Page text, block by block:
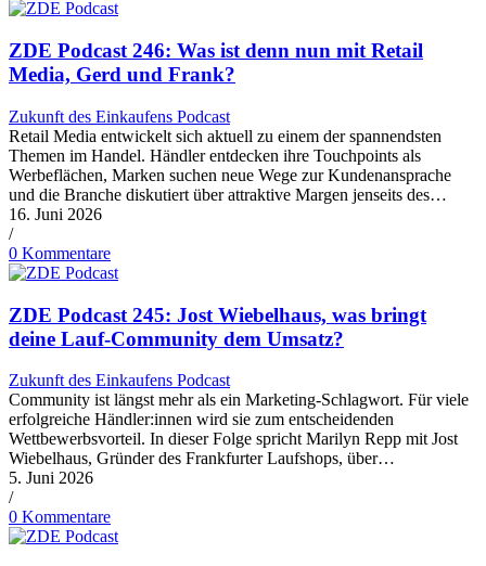
ZDE Podcast 246: Was ist denn nun mit Retail
Media, Gerd und Frank?
Zukunft des Einkaufens Podcast
Retail Media entwickelt sich aktuell zu einem der spannendsten
Themen im Handel. Händler entdecken ihre Touchpoints als
Werbeflächen, Marken suchen neue Wege zur Kundenansprache
und die Branche diskutiert über attraktive Margen jenseits des…
16. Juni 2026
/
0 Kommentare
ZDE Podcast 245: Jost Wiebelhaus, was bringt
deine Lauf-Community dem Umsatz?
Zukunft des Einkaufens Podcast
Community ist längst mehr als ein Marketing-Schlagwort. Für viele
erfolgreiche Händler:innen wird sie zum entscheidenden
Wettbewerbsvorteil. In dieser Folge spricht Marilyn Repp mit Jost
Wiebelhaus, Gründer des Frankfurter Laufshops, über…
5. Juni 2026
/
0 Kommentare